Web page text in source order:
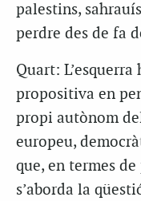
palestins,
perdre des de fa
Quart:
propositiva en
propi autònom
europeu,
que, en termes
s’aborda la